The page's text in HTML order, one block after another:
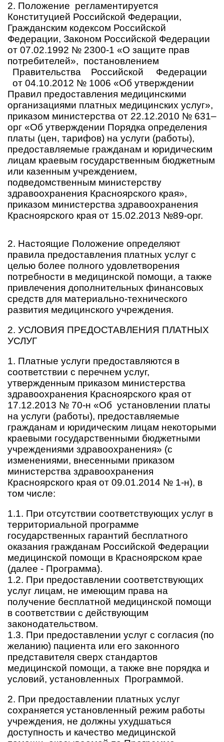
2. Положение регламентируется
Конституцией Российской Федерации,
Гражданским кодексом Российской
Федерации, Законом Российской Федерации
от 07.02.1992 № 2300-1 «О защите прав
потребителей», постановлением
Правительства Российской Федерации
от 04.10.2012 № 1006 «Об утверждении
Правил предоставления медицинскими
организациями платных медицинских услуг»,
приказом министерства от 22.12.2010 № 631–
орг «Об утверждении Порядка определения
платы (цен, тарифов) на услуги (работы),
предоставляемые гражданам и юридическим
лицам краевым государственным бюджетным
или казенным учреждением,
подведомственным министерству
здравоохранения Красноярского края»,
приказом министерства здравоохранения
Красноярского края от 15.02.2013 №89-орг.
2. Настоящие Положение определяют
правила предоставления платных услуг с
целью более полного удовлетворения
потребности в медицинской помощи, а также
привлечения дополнительных финансовых
средств для материально-технического
развития медицинского учреждения.
2. УСЛОВИЯ ПРЕДОСТАВЛЕНИЯ ПЛАТНЫХ
УСЛУГ
1. Платные услуги предоставляются в
соответствии с перечнем услуг,
утвержденным приказом министерства
здравоохранения Красноярского края от
17.12.2013 № 70-н «Об установлении платы
на услуги (работы), предоставляемые
гражданам и юридическим лицам некоторыми
краевыми государственными бюджетными
учреждениями здравоохранения» (с
изменениями, внесенными приказом
министерства здравоохранения
Красноярского края от 09.01.2014 № 1-н), в
том числе:
1.1. При отсутствии соответствующих услуг в
территориальной программе
государственных гарантий бесплатного
оказания гражданам Российской Федерации
медицинской помощи в Красноярском крае
(далее - Программа).
1.2. При предоставлении соответствующих
услуг лицам, не имеющим права на
получение бесплатной медицинской помощи
в соответствии с действующим
законодательством.
1.3. При предоставлении услуг с согласия (по
желанию) пациента или его законного
представителя сверх стандартов
медицинской помощи, а также вне порядка и
условий, установленных Программой.
2. При предоставлении платных услуг
сохраняется установленный режим работы
учреждения, не должны ухудшаться
доступность и качество медицинской